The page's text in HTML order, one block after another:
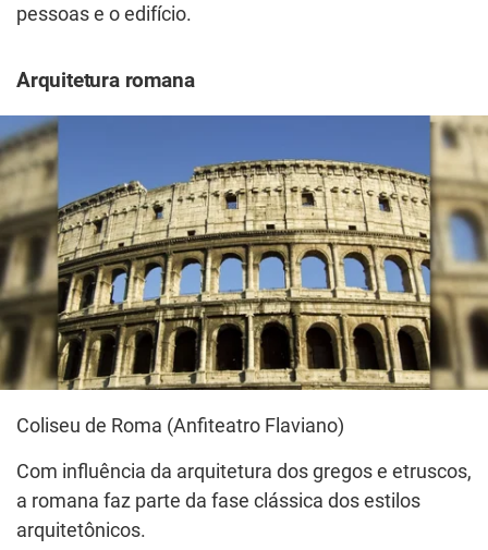
pessoas e o edifício.
Arquitetura romana
Coliseu de Roma (Anfiteatro Flaviano)
Com influência da arquitetura dos gregos e etruscos,
a romana faz parte da fase clássica dos estilos
arquitetônicos.